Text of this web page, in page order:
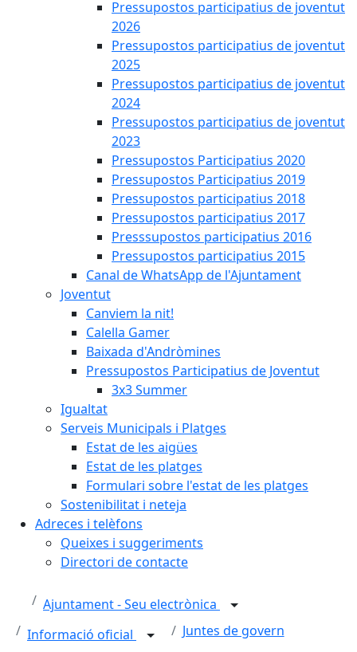
Pressupostos participatius de joventut
2026
Pressupostos participatius de joventut
2025
Pressupostos participatius de joventut
2024
Pressupostos participatius de joventut
2023
Pressupostos Participatius 2020
Pressupostos Participatius 2019
Pressupostos participatius 2018
Pressupostos participatius 2017
Presssupostos participatius 2016
Pressupostos participatius 2015
Canal de WhatsApp de l'Ajuntament
Joventut
Canviem la nit!
Calella Gamer
Baixada d'Andròmines
Pressupostos Participatius de Joventut
3x3 Summer
Igualtat
Serveis Municipals i Platges
Estat de les aigües
Estat de les platges
Formulari sobre l'estat de les platges
Sostenibilitat i neteja
Adreces i telèfons
Queixes i suggeriments
Directori de contacte
Ajuntament - Seu electrònica
Informació oficial
Juntes de govern